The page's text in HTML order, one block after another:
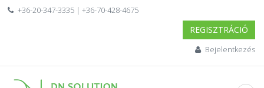
+36-20-347-3335 | +36-70-428-4675
REGISZTRÁCIÓ
Bejelentkezés